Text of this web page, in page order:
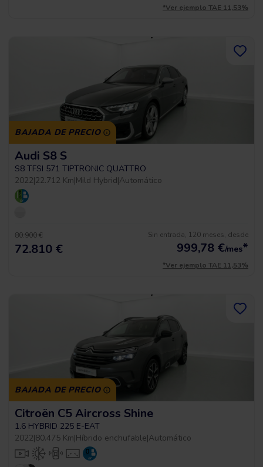
*Ver ejemplo TAE 11,53%
BAJADA DE PRECIO
Audi S8 S
S8 TFSI 571 TIPTRONIC QUATTRO
2022|22.712 Km|Mild Hybrid|Automático
80.900 €
72.810 €
Sin entrada, 120 meses, desde
999,78 €/mes*
*Ver ejemplo TAE 11,53%
BAJADA DE PRECIO
Citroën C5 Aircross Shine
1.6 HYBRID 225 E-EAT
2022|80.475 Km|Híbrido enchufable|Automático